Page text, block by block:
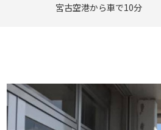
宮古空港から車で10分